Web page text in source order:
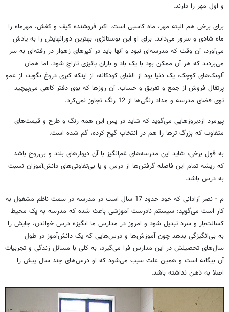
و اول مهر را دارند.
برای برخی هم البته مهر، ماه کاسبی است. اکبر فروشنده کیف و کفش، مهرماه را
ماه شادی و سرور می‌داند. برای او این نوستالژی، بهترین دورانهایش را به یادش
می‌آورد، آن وقت که مدرسه‌ای نبود و آنها باید در کپرهای زهوار در رفته‌ای به سر
می‌بردند که هر آن ممکن بود با یک باد و باران پائیزی تاراج شود. اما همان
آلونک‌های کوچک، یک دنیا بود از الفبای کودکانه، از اینکه کبری دروغ نگوید، از عمو
پرتقال فروش از جمع و تفریق و حساب. آن روزها که بوی دفتر کاهی می‌پیچید
توی فضای مدرسه و مداد رنگی‌ها از 12 رنگ تجاوز نمی‌کرد.
پیرمرد ازدیروزهایی می‌گوید که شاید در پس این همه رنگ و طرح و قیمت‌های
متفاوت که بزرگ ترها را هم در انتخاب گیج کرده، گم شده است.
به قول برخی، شاید این مدرسه‌های غم‌انگیز با آن دیوارهای بلند و بی‌روح باشد
که ریشه تمام این فاصله گرفتن‌ها از درس و یا بی‌تفاوتی‌های دانش‌آموزان نسبت
به درس باشد.
م - نصر آزادانی که خود حدود 17 سال است در مدرسه در سمت ناظم مشغول به
کار است می‌گوید: سیستم نادرست آموزشی باعث شده که مدرسه به یک محیط
کسالت‌بار و سرد تبدیل شود و امروز در مدارس ما انگیزه درس خواندن، جایش را
به بی‌انگیزگی بدهد چون آموزش‌ها و درس‌هایی که یک دانش‌آموز در طول
سال‌های تحصیلش در این مدارس فرا می‌گیرد، به کلی با مسائل زندگی و تجربیات
آن بیگانه است و همین علت سبب می‌شود که او درس‌های چند سال پیش را
اصلا به ذهن نداشته باشد.